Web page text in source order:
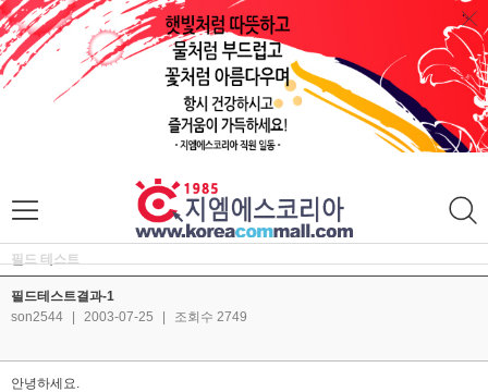
필드 테스트
필드테스트결과-1
son2544
2003-07-25 조회수 2749
안녕하세요.